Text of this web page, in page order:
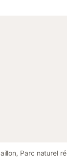
Parc naturel